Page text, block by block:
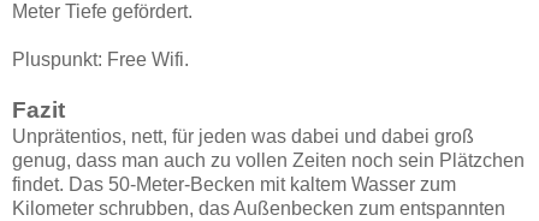
Meter Tiefe gefördert.
Pluspunkt: Free Wifi.
Fazit
Unprätentios, nett, für jeden was dabei und dabei groß
genug, dass man auch zu vollen Zeiten noch sein Plätzchen
findet. Das 50-Meter-Becken mit kaltem Wasser zum
Kilometer schrubben, das Außenbecken zum entspannten